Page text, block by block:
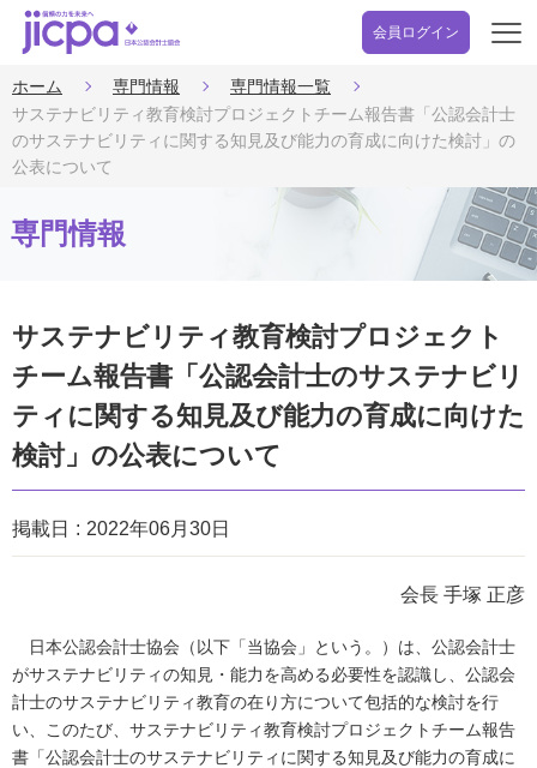
会員ログイン
開
ホーム 専門情報
専門情報一覧
サステナビリティ教育検討プロジェクトチーム報告書「公認会計士
のサステナビリティに関する知見及び能力の育成に向けた検討」の
公表について
専門情報
サステナビリティ教育検討プロジェクト
チーム報告書「公認会計士のサステナビリ
ティに関する知見及び能力の育成に向けた
検討」の公表について
掲載日 2022年06月30日
会長 手塚 正彦
日本公認会計士協会（以下「当協会」という。）は、公認会計士
がサステナビリティの知見・能力を高める必要性を認識し、公認会
計士のサステナビリティ教育の在り方について包括的な検討を行
い、このたび、サステナビリティ教育検討プロジェクトチーム報告
書「公認会計士のサステナビリティに関する知見及び能力の育成に